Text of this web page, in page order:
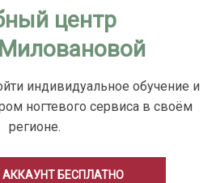
центр
индивидуальное обучение и
ногтевого сервиса в своём
регионе.
БЕСПЛАТНО